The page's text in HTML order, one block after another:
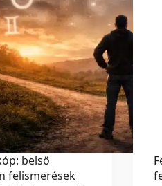
belső
felismerések